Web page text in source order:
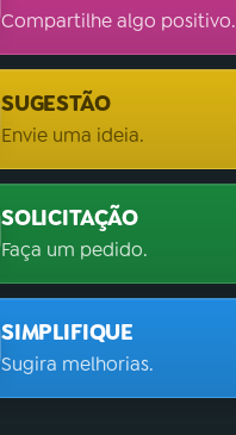
Compartilhe algo positivo.
SUGESTÃO
Envie uma ideia.
SOLICITAÇÃO
Faça um pedido.
SIMPLIFIQUE
Sugira melhorias.